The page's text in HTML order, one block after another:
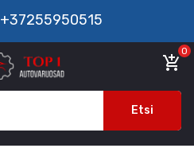
+37255950515
add_shopping_cart
0
Etsi